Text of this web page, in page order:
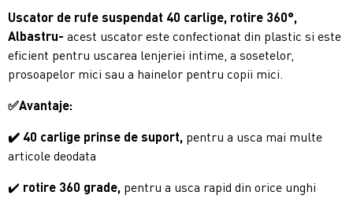
Uscator de rufe suspendat 40 carlige, rotire 360°,
Albastru-acest uscator este confectionat din plastic si este
eficient pentru uscarea lenjeriei intime, a sosetelor,
prosoapelor mici sau a hainelor pentru copii mici.
✅Avantaje:
✔️ 40 carlige prinse de suport, pentru a usca mai multe
articole deodata
✔️ rotire 360 grade, pentru a usca rapid din orice unghi